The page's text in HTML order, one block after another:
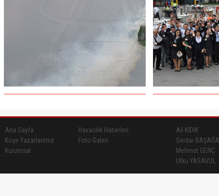
Ana Sayfa
Havacılık Haberleri
Köşe Yazarlarımız
Foto Galeri
Kurumsal
Ali KIDIK
Serdar
Mehmet GENÇ
Utku YASAVUL